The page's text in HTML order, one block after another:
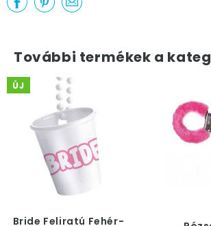
További termékek a
ÚJ
Bride Feliratú Fehér-